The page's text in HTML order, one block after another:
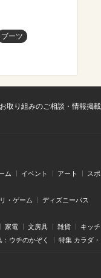
ブーツ
取り組みのご相談・情報掲
ム イベント アート ス
・ゲーム ディズニーパス
家電 文房具 雑貨 キッ
ウチのかぞく 特集 カラダ